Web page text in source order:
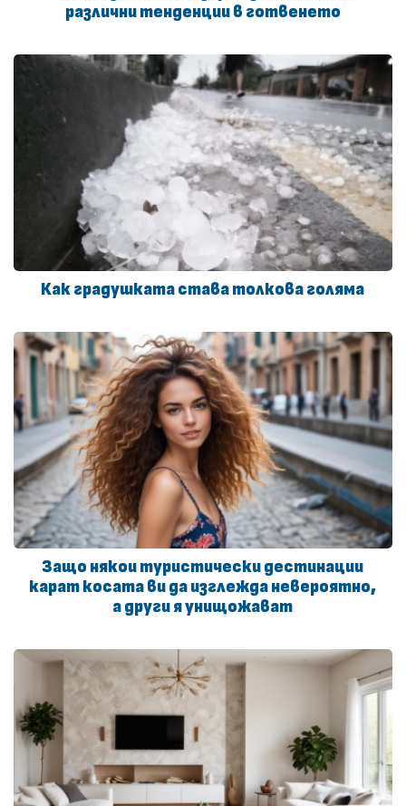
различни тенденции в готвенето
Как градушката става толкова голяма
Защо някои туристически дестинации
карат косата ви да изглежда невероятно,
а други я унищожават